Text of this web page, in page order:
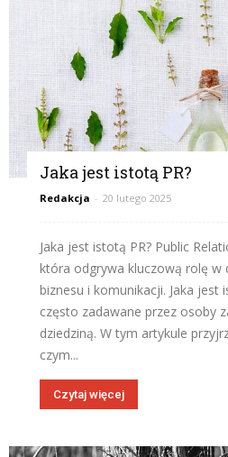
Jaka jest istotą PR?
Redakcja - 20 lutego 2025
Jaka jest istotą PR? Public
która odgrywa kluczową rolę w
biznesu i komunikacji. Jaka jest
często zadawane przez osoby
dziedziną. W tym artykule
czym...
Czytaj więcej